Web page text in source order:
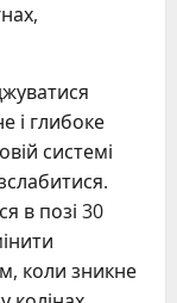
і глибоке
системі
в позі 30
коли зникне